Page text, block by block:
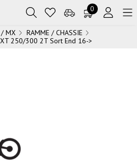
0
/ MX
RAMME / CHASSIE
250/300 2T Sort End 16->